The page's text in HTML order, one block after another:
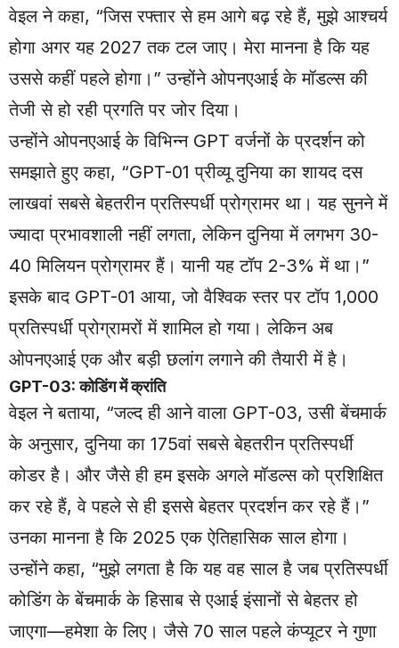
वेइल ने कहा, “जिस रफ्तार से हम आगे बढ़ रहे हैं, मुझे आश्चर्य
होगा अगर यह 2027 तक टल जाए। मेरा मानना है कि यह
उससे कहीं पहले होगा।” उन्होंने ओपनएआई के मॉडल्स की
तेजी से हो रही प्रगति पर जोर दिया।
उन्होंने ओपनएआई के विभिन्न GPT वर्जनों के प्रदर्शन को
समझाते हुए कहा, “GPT-01 प्रीव्यू दुनिया का शायद दस
लाखवां सबसे बेहतरीन प्रतिस्पर्धी प्रोग्रामर था। यह सुनने में
ज्यादा प्रभावशाली नहीं लगता, लेकिन दुनिया में लगभग 30-
40 मिलियन प्रोग्रामर हैं। यानी यह टॉप 2-3% में था।”
इसके बाद GPT-01 आया, जो वैश्विक स्तर पर टॉप 1,000
प्रतिस्पर्धी प्रोग्रामरों में शामिल हो गया। लेकिन अब
ओपनएआई एक और बड़ी छलांग लगाने की तैयारी में है।
GPT-03: कोडिंग में क्रांति
वेइल ने बताया, “जल्द ही आने वाला GPT-03, उसी बेंचमार्क
के अनुसार, दुनिया का 175वां सबसे बेहतरीन प्रतिस्पर्धी
कोडर है। और जैसे ही हम इसके अगले मॉडल्स को प्रशिक्षित
कर रहे हैं, वे पहले से ही इससे बेहतर प्रदर्शन कर रहे हैं।”
उनका मानना है कि 2025 एक ऐतिहासिक साल होगा।
उन्होंने कहा, “मुझे लगता है कि यह वह साल है जब प्रतिस्पर्धी
कोडिंग के बेंचमार्क के हिसाब से एआई इंसानों से बेहतर हो
जाएगा—हमेशा के लिए। जैसे 70 साल पहले कंप्यूटर ने गुणा